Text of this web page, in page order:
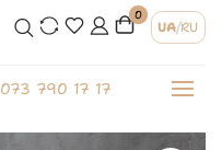
0
UA/RU
073 790 17 17